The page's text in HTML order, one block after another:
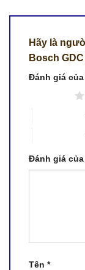
Hãy là
Bosch GDC
Đánh giá của
Đánh giá của
Tên *